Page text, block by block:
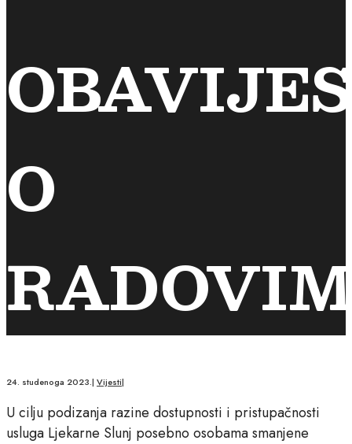
O
24. studenoga 2023.| Vijesti|
U cilju podizanja razine dostupnosti i pristupačnosti
usluga Ljekarne Slunj posebno osobama smanjene